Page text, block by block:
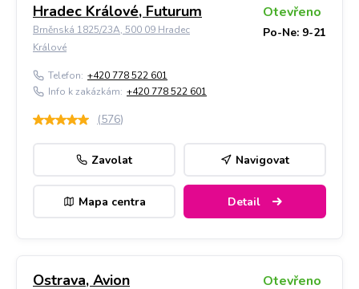
Hradec Králové, Futurum
Brněnská 1825/23A, 500 09 Hradec
Králové
Otevřeno
Po-Ne: 9-21
Telefon: +420 778 522 601
Info k zakázkám: +420 778 522 601
(576)
Zavolat Navigovat
Mapa centra Detail
Ostrava, Avion Otevřeno